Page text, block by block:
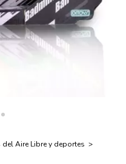
Aire Libre y deportes >